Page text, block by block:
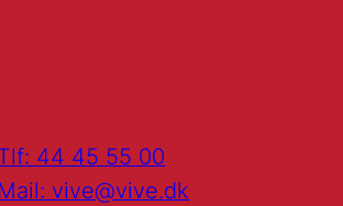
44 45 55 00
Mail: vive@vive.dk